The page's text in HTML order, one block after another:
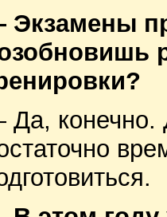
конечно.